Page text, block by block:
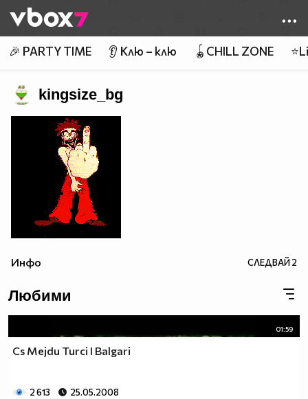
👾
🎉 PARTY TIME 👂 Клю – клю 🪀CHILL ZONE
kingsize_bg
Инфо СЛЕДВАЙ2
Любими
01:59
Cs Mejdu Turci I Balgari
2 613 25.05.2008